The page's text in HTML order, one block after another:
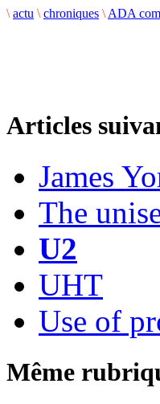
\ actu \ chroniques \ ADA
Articles
James
The
U2
UHT
Use of
Même